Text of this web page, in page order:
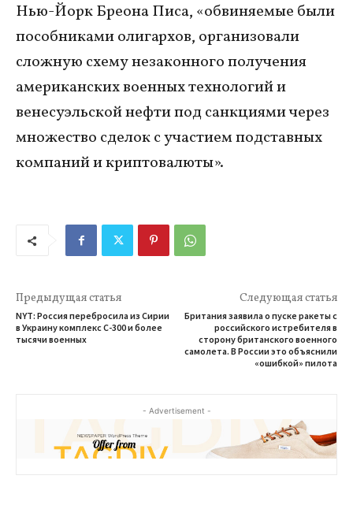
Нью-Йорк Бреона Писа, «обвиняемые были
пособниками олигархов, организовали
сложную схему незаконного получения
американских военных технологий и
венесуэльской нефти под санкциями через
множество сделок с участием подставных
компаний и криптовалюты».
Предыдущая статья
NYT: Россия перебросила из Сирии
в Украину комплекс С-300 и более
тысячи военных
Следующая статья
Британия заявила о пуске ракеты с
российского истребителя в
сторону британского военного
самолета. В России это объяснили
«ошибкой» пилота
- Advertisement -